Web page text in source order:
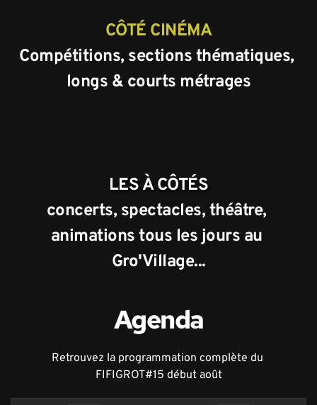
CÔTÉ CINÉMA
Compétitions, sections thématiques,
longs & courts métrages
LES À CÔTÉS
concerts, spectacles, théâtre,
animations tous les jours au
Gro'Village...
Agenda
Retrouvez la programmation complète du
FIFIGROT#15 début août